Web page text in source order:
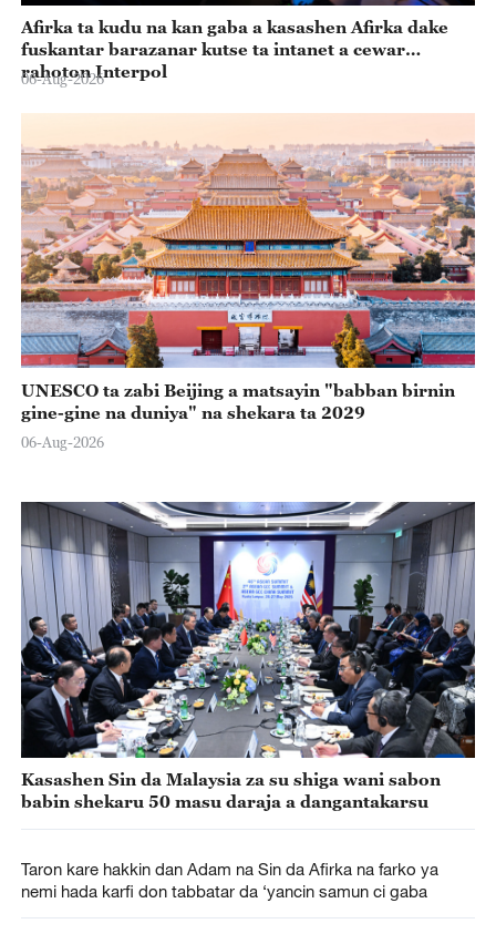
Afirka ta kudu na kan gaba a kasashen Afirka dake
fuskantar barazanar kutse ta intanet a cewar
rahoton Interpol
06-Aug-2026
UNESCO ta zabi Beijing a matsayin "babban birnin
gine-gine na duniya" na shekara ta 2029
06-Aug-2026
Kasashen Sin da Malaysia za su shiga wani sabon
babin shekaru 50 masu daraja a dangantakarsu
Taron kare hakkin dan Adam na Sin da Afirka na farko ya
nemi hada karfi don tabbatar da ‘yancin samun ci gaba